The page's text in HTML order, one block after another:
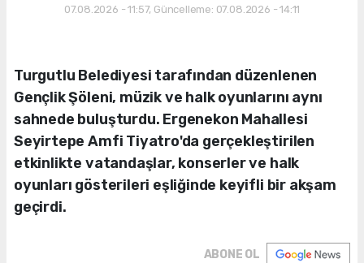
07.08.2026 - 11:57, Güncelleme: 07.08.2026 - 14:11
Turgutlu Belediyesi tarafından düzenlenen
Gençlik Şöleni, müzik ve halk oyunlarını aynı
sahnede buluşturdu. Ergenekon Mahallesi
Seyirtepe Amfi Tiyatro'da gerçekleştirilen
etkinlikte vatandaşlar, konserler ve halk
oyunları gösterileri eşliğinde keyifli bir akşam
geçirdi.
ABONE OL